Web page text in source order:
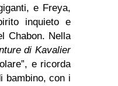
e Freya,
inquieto e
Chabon. Nella
di Kavalier
e ricorda
bambino, con i